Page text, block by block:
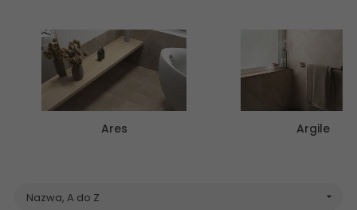
Ares Argile
Nazwa, A do Z 